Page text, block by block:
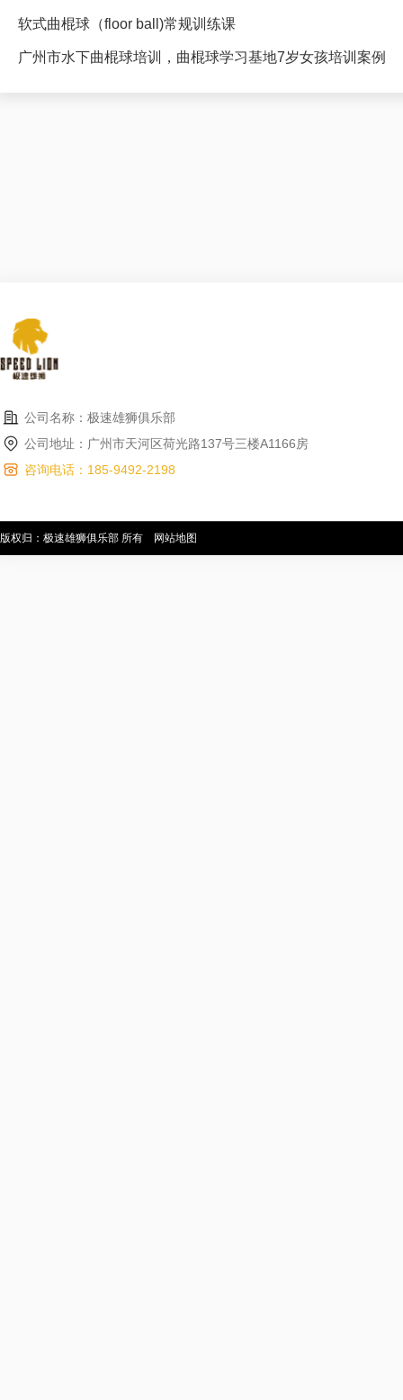
软式曲棍球（floor ball)常规训练课
广州市水下曲棍球培训，曲棍球学习基地7岁女孩培训案例
公司名称：极速雄狮俱乐部
公司地址：广州市天河区荷光路137号三楼A1166房
咨询电话：185-9492-2198
版权归：极速雄狮俱乐部 所有 网站地图